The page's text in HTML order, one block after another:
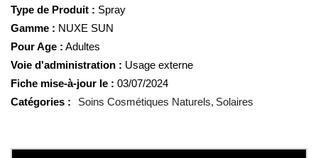
Type de Produit : Spray
Gamme : NUXE SUN
Pour Age : Adultes
Voie d'administration : Usage externe
Fiche mise-à-jour le : 03/07/2024
Catégories :
Soins Cosmétiques Naturels Solaires